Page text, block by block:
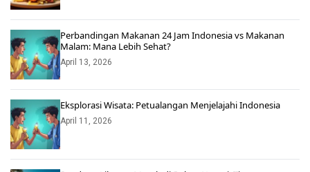
Perbandingan Makanan 24 Jam Indonesia vs Makanan
Malam: Mana Lebih Sehat?
April 13, 2026
Eksplorasi Wisata: Petualangan Menjelajahi Indonesia
April 11, 2026